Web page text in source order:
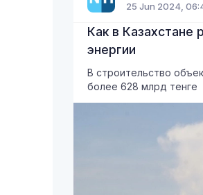
25 Jun 2024,
Как в Казахстане
энергии
В строительство
более 628 млрд тенге